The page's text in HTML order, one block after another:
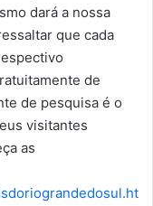
dará a nossa
que cada
de
de pesquisa é o
visitantes
as